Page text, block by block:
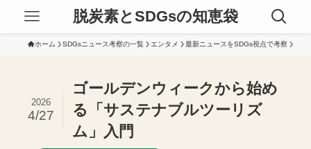
脱炭素とSDGsの知恵袋
ホーム SDGsニュース考察の一覧 エンタメ 最新ニュースをSDGs視点で考察
ゴールデンウィークから始め
る「サステナブルツーリズ
ム」入門
2026
4/27